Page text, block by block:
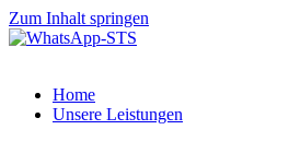
Zum Inhalt springen
Home
Unsere Leistungen